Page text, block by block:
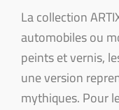
La collection
automobiles ou
peints et vernis,
une version
mythiques. Pour